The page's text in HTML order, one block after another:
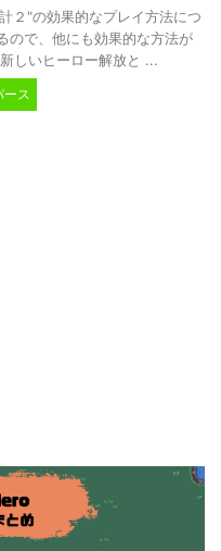
２"の効果的なプレイ方法につ
ので、他にも効果的な方法が
しいヒーロー解放と ...
ース